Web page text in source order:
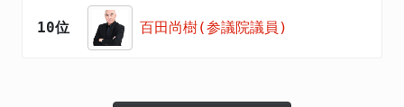
10位 百田尚樹(参議院議員)